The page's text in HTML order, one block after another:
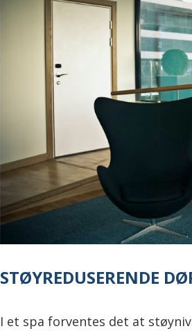
STØYREDUSERENDE
I et spa forventes det at